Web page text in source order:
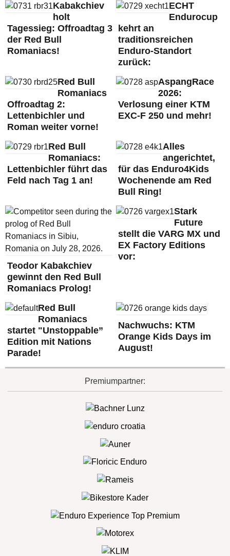
Kabakchiev
holt
Tagessieg: Offroadtag 3
der Red Bull
Romaniacs!
ECHT
Endurocup
kehrt an
traditionsreichen
Enduro-Standort
zurück:
Red Bull
Romaniacs
Offroadtag 2:
Lettenbichler und
Roman weiter vorne!
AspangRace
2026:
Verlosung einer KTM
EXC-F 250 und mehr!
Red Bull
Romaniacs:
Lettenbichler führt das
Feld nach Tag 1 an!
Alles
angerichtet,
für das Enduro4Kids
Wochenende am Red
Bull Ring!
Teodor Kabakchiev
gewinnt den Red Bull
Romaniacs Prolog!
Stark
Future
stellt die VARG MX und
EX Factory Editions
vor:
Red Bull
Romaniacs
startet "Unstoppable”
Edition mit Nations
Parade!
Nachwuchs: KTM
Orange Kids Days im
August!
Premiumpartner: